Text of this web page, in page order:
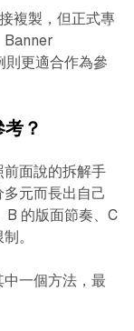
複製，但正式專
Banner
更適合作為參
？
面說的拆解手
元而長出自己
B 的版面節奏、C
。
一個方法，最